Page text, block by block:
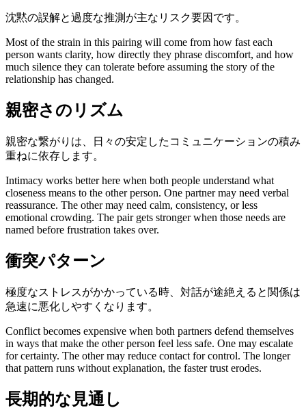
沈黙の誤解と過度な推測が主なリスク要因です。
Most of the strain in this pairing will come from how fast each
person wants clarity, how directly they phrase discomfort, and how
much silence they can tolerate before assuming the story of the
relationship has changed.
親密さのリズム
親密な繋がりは、日々の安定したコミュニケーションの積み
重ねに依存します。
Intimacy works better here when both people understand what
closeness means to the other person. One partner may need verbal
reassurance. The other may need calm, consistency, or less
emotional crowding. The pair gets stronger when those needs are
named before frustration takes over.
衝突パターン
極度なストレスがかかっている時、対話が途絶えると関係は
急速に悪化しやすくなります。
Conflict becomes expensive when both partners defend themselves
in ways that make the other person feel less safe. One may escalate
for certainty. The other may reduce contact for control. The longer
that pattern runs without explanation, the faster trust erodes.
長期的な見通し